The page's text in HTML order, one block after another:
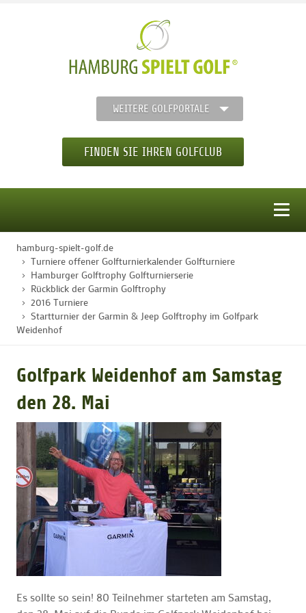
WEITERE GOLFPORTALE
FINDEN SIE IHREN GOLFCLUB
STARTSEITE
GOLFREGION
GOLF CARD
MITGLIEDSCHAFT
GOLF NEWS
GOLFEINSTEIGER
GOLFHOTELS
hamburg-spielt-golf.de
Turniere offener Golfturnierkalender Golfturniere
Hamburger Golftrophy Golfturnierserie
Rückblick der Garmin Golftrophy
2016 Turniere
Startturnier der Garmin & Jeep Golftrophy im Golfpark
Weidenhof
Golfpark Weidenhof am Samstag
den 28. Mai
Es sollte so sein! 80 Teilnehmer starteten am Samstag,